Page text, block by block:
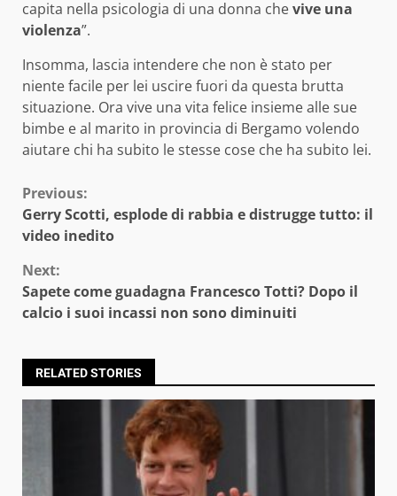
capita nella psicologia di una donna chevive una
violenza”.
Insomma, lascia intendere che non è stato per
niente facile per lei uscire fuori da questa brutta
situazione. Ora vive una vita felice insieme alle sue
bimbe e al marito in provincia di Bergamo volendo
aiutare chi ha subito le stesse cose che ha subito lei.
Continue
Reading
Previous:
Gerry Scotti, esplode di rabbia e distrugge tutto: il
video inedito
Next:
Sapete come guadagna Francesco Totti? Dopo il
calcio i suoi incassi non sono diminuiti
RELATED STORIES